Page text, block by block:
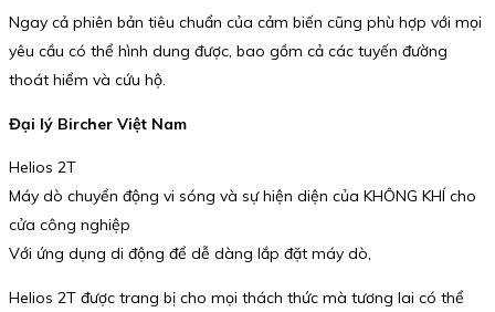
Ngay cả phiên bản tiêu chuẩn của cảm biến cũng phù hợp với mọi
yêu cầu có thể hình dung được, bao gồm cả các tuyến đường
thoát hiểm và cứu hộ.
Đại lý Bircher Việt Nam
Helios 2T
Máy dò chuyển động vi sóng và sự hiện diện của KHÔNG KHÍ cho
cửa công nghiệp
Với ứng dụng di động để dễ dàng lắp đặt máy dò,
Helios 2T được trang bị cho mọi thách thức mà tương lai có thể